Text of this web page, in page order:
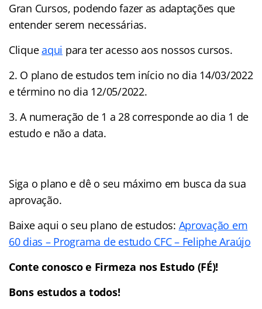
Gran Cursos, podendo fazer as adaptações que
entender serem necessárias.
Cliqueaqui para ter acesso aos nossos cursos.
2. O plano de estudos tem início no dia 14/03/2022
e término no dia 12/05/2022.
3. A numeração de 1 a 28 corresponde ao dia 1 de
estudo e não a data.
Siga o plano e dê o seu máximo em busca da sua
aprovação.
Baixe aqui o seu plano de estudos: Aprovação em
60 dias – Programa de estudo CFC – Feliphe Araújo
Conte conosco e Firmeza nos Estudo (FÉ)!
Bons estudos a todos!